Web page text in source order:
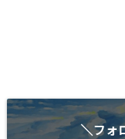
＼フォ